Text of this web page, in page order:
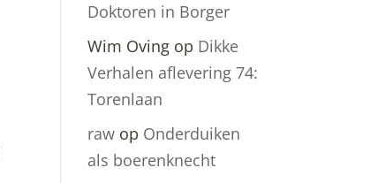
Doktoren in Borger
Wim Oving op Dikke
Verhalen aflevering 74:
Torenlaan
raw op Onderduiken
als boerenknecht